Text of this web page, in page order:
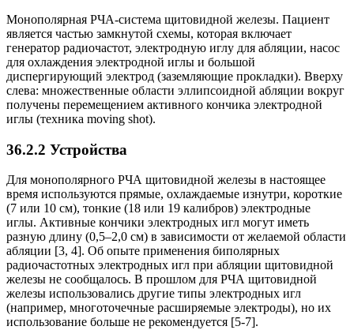
Монополярная РЧА-система щитовидной железы. Пациент
является частью замкнутой схемы, которая включает
генератор радиочастот, электродную иглу для абляции, насос
для охлаждения электродной иглы и большой
диспергирующий электрод (заземляющие прокладки). Вверху
слева: множественные области эллипсоидной абляции вокруг
получены перемещением активного кончика электродной
иглы (техника moving shot).
36.2.2 Устройства
Для монополярного РЧА щитовидной железы в настоящее
время используются прямые, охлаждаемые изнутри, короткие
(7 или 10 см), тонкие (18 или 19 калибров) электродные
иглы. Активные кончики электродных игл могут иметь
разную длину (0,5–2,0 см) в зависимости от желаемой области
абляции [3, 4]. Об опыте применения биполярных
радиочастотных электродных игл при абляции щитовидной
железы не сообщалось. В прошлом для РЧА щитовидной
железы использовались другие типы электродных игл
(например, многоточечные расширяемые электроды), но их
использование больше не рекомендуется [5-7].